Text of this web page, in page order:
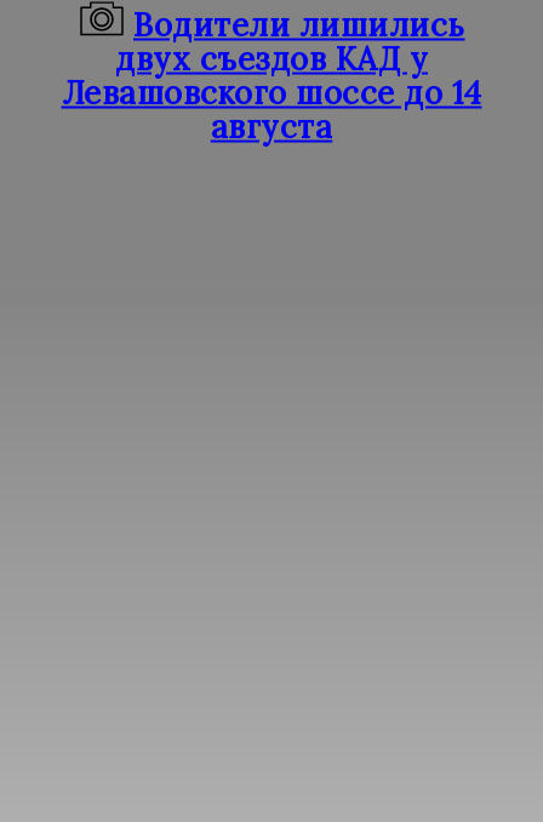
Водители лишились
двух съездов КАД у
Левашовского шоссе до 14
августа